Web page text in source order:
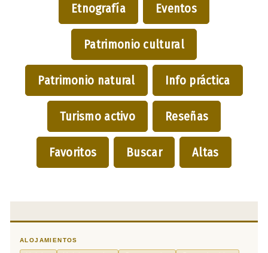
Etnografía Eventos
Patrimonio cultural
Patrimonio natural Info práctica
Turismo activo Reseñas
Favoritos Buscar Altas